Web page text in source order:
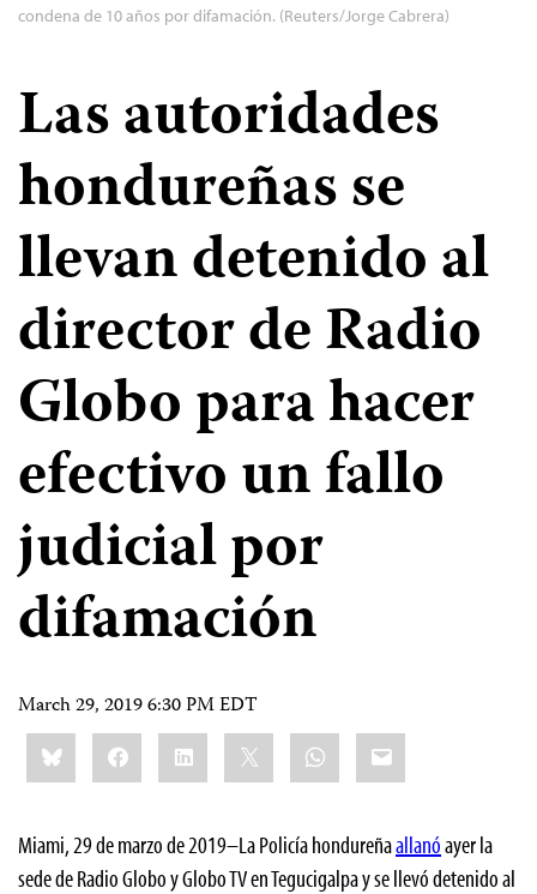
condena de 10 años por difamación. (Reuters/Jorge Cabrera)
Las autoridades
hondureñas se
llevan detenido al
director de Radio
Globo para hacer
efectivo un fallo
judicial por
difamación
March 29, 2019 6:30 PM EDT
Share
this:BlueskyFacebookLinkedIn WhatsApp
Email
Miami, 29 de marzo de 2019–La Policía hondureñaallanóayer la
sede de Radio Globo y Globo TV en Tegucigalpa y se llevó detenido al